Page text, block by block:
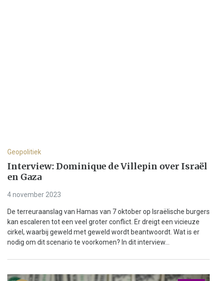
Geopolitiek
Interview: Dominique de Villepin over Israël
en Gaza
4 november 2023
De terreuraanslag van Hamas van 7 oktober op Israëlische burgers
kan escaleren tot een veel groter conflict. Er dreigt een vicieuze
cirkel, waarbij geweld met geweld wordt beantwoordt. Wat is er
nodig om dit scenario te voorkomen? In dit interview...